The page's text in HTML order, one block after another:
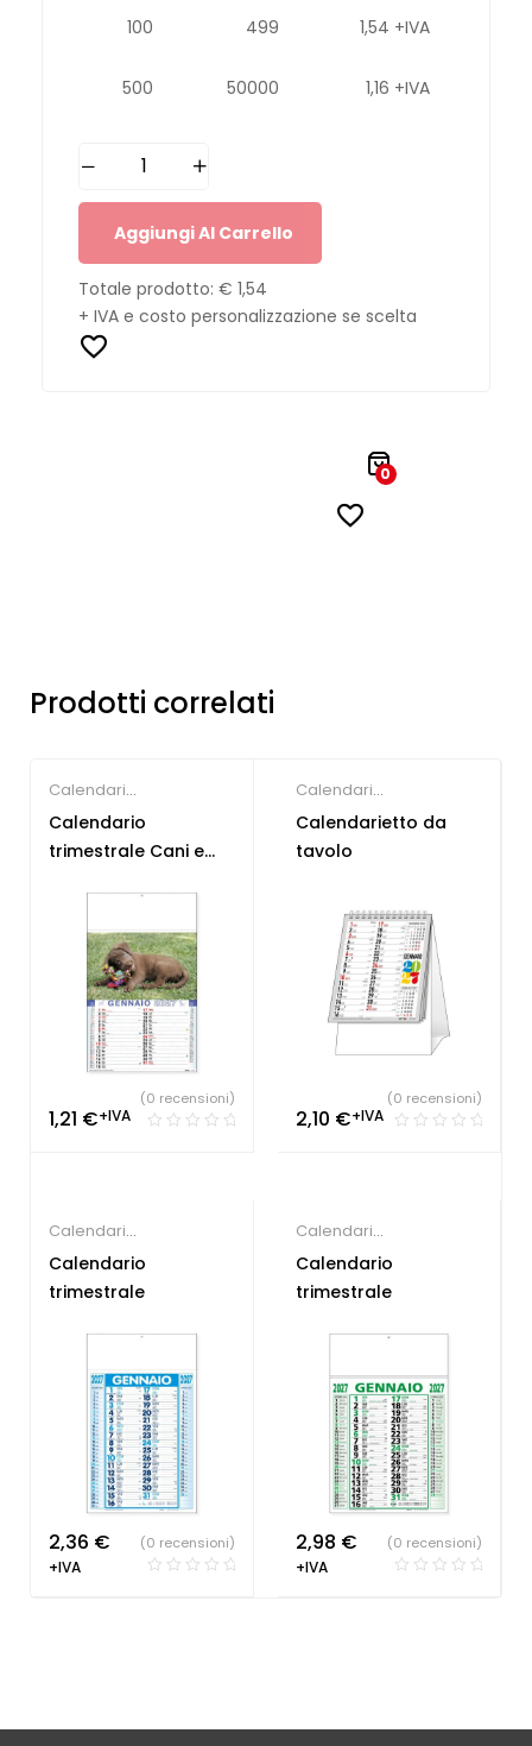
100 499 1,54 +IVA
500 50000 1,16 +IVA
Aggiungi Al Carrello
Totale prodotto: € 1,54
+ IVA e costo personalizzazione se scelta
0
Prodotti correlati
Calendari
Personalizzati
Calendario
trimestrale Cani e
1,21 €+IVA
(0 recensioni)
Calendari
Personalizzati
Calendarietto da
tavolo
2,10 €+IVA
(0 recensioni)
Calendari
Personalizzati
Calendario
trimestrale
2,36 €
+IVA
(0 recensioni)
Calendari
Personalizzati
Calendario
trimestrale
2,98 €
+IVA
(0 recensioni)